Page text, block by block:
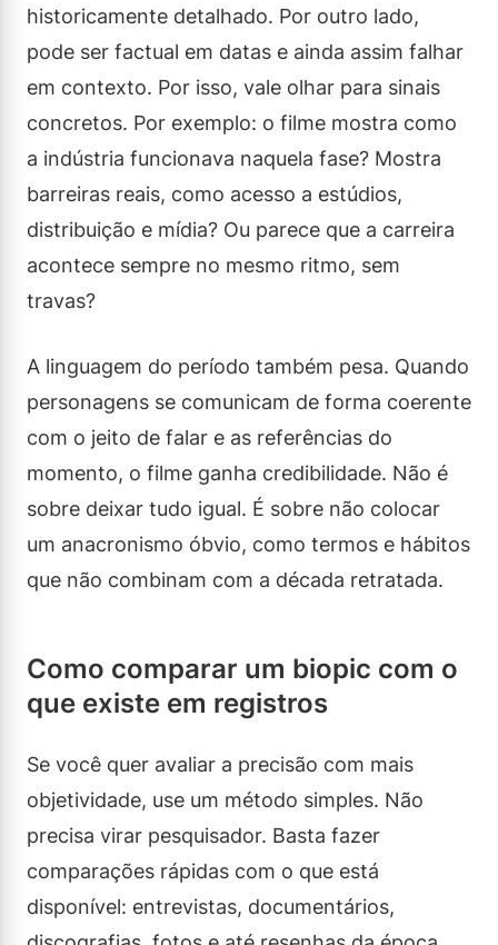
historicamente detalhado. Por outro lado,
pode ser factual em datas e ainda assim falhar
em contexto. Por isso, vale olhar para sinais
concretos. Por exemplo: o filme mostra como
a indústria funcionava naquela fase? Mostra
barreiras reais, como acesso a estúdios,
distribuição e mídia? Ou parece que a carreira
acontece sempre no mesmo ritmo, sem
travas?
A linguagem do período também pesa. Quando
personagens se comunicam de forma coerente
com o jeito de falar e as referências do
momento, o filme ganha credibilidade. Não é
sobre deixar tudo igual. É sobre não colocar
um anacronismo óbvio, como termos e hábitos
que não combinam com a década retratada.
Como comparar um biopic com o
que existe em registros
Se você quer avaliar a precisão com mais
objetividade, use um método simples. Não
precisa virar pesquisador. Basta fazer
comparações rápidas com o que está
disponível: entrevistas, documentários,